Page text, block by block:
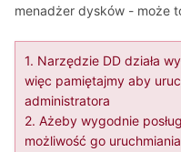
menadżer dysków - może
1. Narzędzie DD działa
więc pamiętajmy aby
administratora
2. Ażeby wygodnie
możliwość go